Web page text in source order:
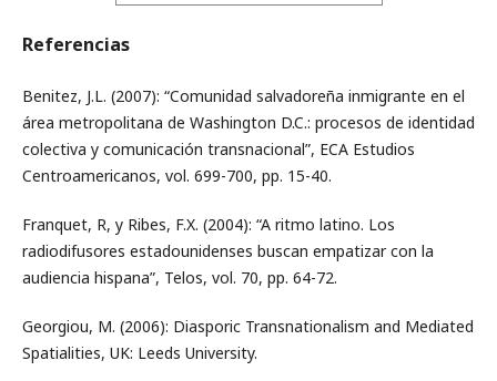
Referencias
Benitez, J.L. (2007): “Comunidad salvadoreña inmigrante en el
área metropolitana de Washington D.C.: procesos de identidad
colectiva y comunicación transnacional”, ECA Estudios
Centroamericanos, vol. 699-700, pp. 15-40.
Franquet, R, y Ribes, F.X. (2004): “A ritmo latino. Los
radiodifusores estadounidenses buscan empatizar con la
audiencia hispana”, Telos, vol. 70, pp. 64-72.
Georgiou, M. (2006): Diasporic Transnationalism and Mediated
Spatialities, UK: Leeds University.